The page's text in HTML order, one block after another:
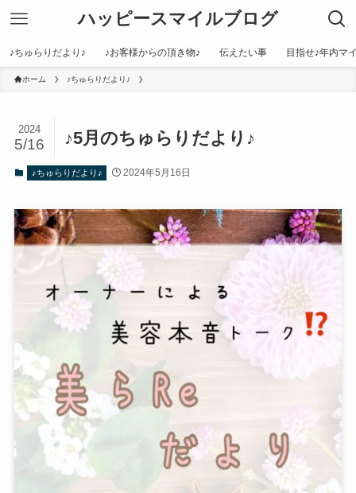
ハッピースマイルブログ
♪ちゅらりだより♪ ♪お客様からの頂き物♪ 伝えたい事 目指せ♪年内マ
ホーム ♪ちゅらりだより♪
♪5月のちゅらりだより♪
2024
5/16
♪ちゅらりだより♪ 2024年5月16日